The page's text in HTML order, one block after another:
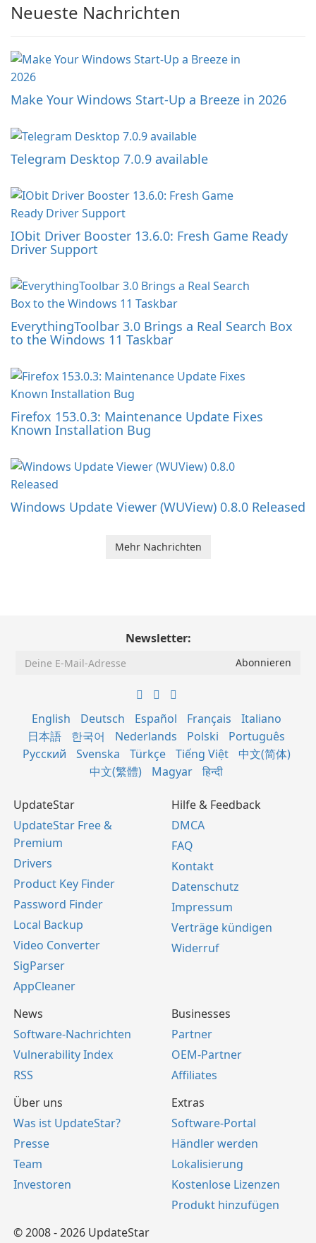
Neueste Nachrichten
Make Your Windows Start-Up a Breeze in 2026
Telegram Desktop 7.0.9 available
IObit Driver Booster 13.6.0: Fresh Game Ready
Driver Support
EverythingToolbar 3.0 Brings a Real Search Box
to the Windows 11 Taskbar
Firefox 153.0.3: Maintenance Update Fixes
Known Installation Bug
Windows Update Viewer (WUView) 0.8.0 Released
Mehr Nachrichten
Newsletter:
English Deutsch Español Français
Italiano
日本語
한국어 Nederlands Polski
Português
Русский
Svenska Türkçe Tiếng Việt
中文(简体)
中文(繁體)
Magyar हिन्दी
UpdateStar
UpdateStar Free &
Premium
Drivers
Product Key Finder
Password Finder
Local Backup
Video Converter
SigParser
AppCleaner
Hilfe & Feedback
DMCA
FAQ
Kontakt
Datenschutz
Impressum
Verträge kündigen
Widerruf
News
Software-Nachrichten
Vulnerability Index
RSS
Businesses
Partner
OEM-Partner
Affiliates
Über uns
Was ist UpdateStar?
Presse
Team
Investoren
Extras
Software-Portal
Händler werden
Lokalisierung
Kostenlose Lizenzen
Produkt hinzufügen
© 2008 - 2026 UpdateStar